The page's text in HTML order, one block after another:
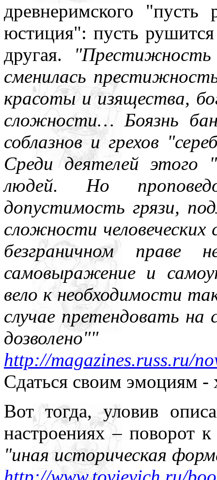
древнеримского
юстиция": пусть
другая.
сменилась
красоты и изящества,
сложности… Боязнь
соблазнов и грехов
Среди деятелей этого
людей. Но
допустимость грязи,
сложности
безграничном праве
самовыражение и
вело к необходимости
случае претендовать на
http://magazines.russ.ru/
Сдаться своим эмоциям
Вот тогда, уловив
настроениях – поворот
"иная историческая